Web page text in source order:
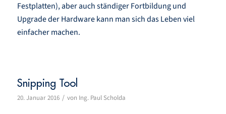
Festplatten), aber auch ständiger Fortbildung und
Upgrade der Hardware kann man sich das Leben viel
einfacher machen.
Snipping Tool
20. Januar 2016 / von Ing. Paul Scholda